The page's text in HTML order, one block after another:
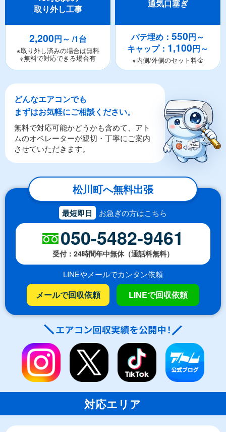
取り外し工事
2,200円～ /1台
※取り外し済みの場合は無料
※無料で対応できる場合有
通気口塞ぎ
パテ埋め：550円～
キャップ： 1,100円～
※内側/外側のセット料金
どんなエアコンでも
まずはお気軽にご相談ください。
無料で対応可能かどうかも含めて、アト
ムのオペレーターが親切・丁寧にご案内
させていただきます。
松川町へ無料出張
最短即日 お急ぎの方はこちら
050-5482-9461
受付：24時間年中無休（通話料無料）
LINEやメールでカンタン依頼
メールで回収依頼 LINEで回収依頼
対応エリア